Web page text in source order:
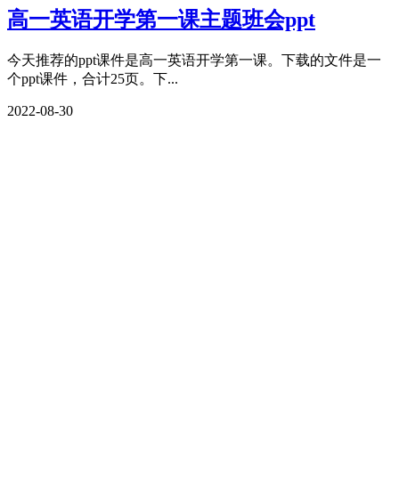
高一英语开学第一课主题班会ppt
今天推荐的ppt课件是高一英语开学第一课。下载的文件是一
个ppt课件，合计25页。下...
2022-08-30